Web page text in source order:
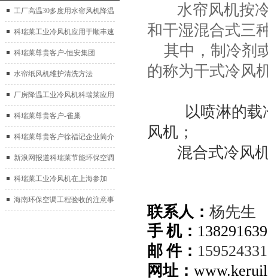
工厂高温30多度用水帘风机降温
科瑞莱工业冷风机应用于顺丰速
运仓库通风降温
科瑞莱尊贵客户-恒安集团
水帘纸风机维护清洗方法
厂房降温工业冷风机科瑞莱应用
于广州制鞋厂
科瑞莱尊贵客户-雀巢
科瑞莱尊贵客户徐福记企业简介
新浪网报道科瑞莱节能环保空调
扇
科瑞莱工业冷风机在上海参加
2017中国制冷展
海南环保空调工程验收的注意事
水帘风机按冷
和干湿混合式三
其中，制冷剂
的称为干式冷风
以喷淋的载冷
风机；
混合式冷风机
联系人： 杨先生
手 机：
邮 件：
网址：